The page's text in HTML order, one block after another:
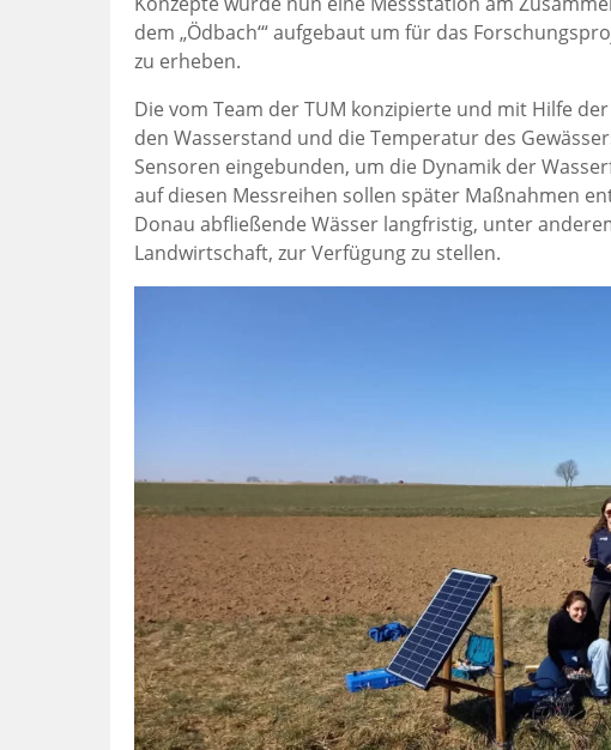
dem „Ödbach‘“ aufgebaut um für das
zu erheben.
Die vom Team der TUM konzipierte und mit Hilfe
den Wasserstand und die Temperatur des
Sensoren eingebunden, um die Dynamik der
auf diesen Messreihen sollen später Maßnahmen
Donau abfließende Wässer langfristig, unter
Landwirtschaft, zur Verfügung zu stellen.